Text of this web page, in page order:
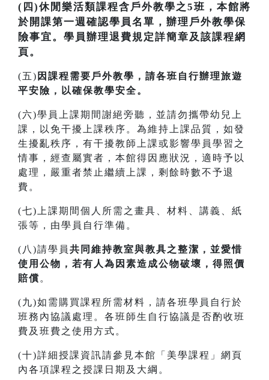
(四)休閒樂活類課程含戶外教學之5班，本館將
於開課第一週確認學員名單，辦理戶外教學保
險事宜。學員辦理退費規定詳簡章及該課程網
頁。
(五) 因課程需要戶外教學，請各班自行辦理旅遊
平安險，以確保教學安全。
(六)學員上課期間謝絕旁聽，並請勿攜帶幼兒上
課，以免干擾上課秩序。為維持上課品質，如發
生擾亂秩序，有干擾教師上課或影響學員學習之
情事，經查屬實者，本館得因應狀況，適時予以
處理，嚴重者禁止繼續上課，剩餘時數不予退
費。
(七)上課期間個人所需之畫具、材料、講義、紙
張等，由學員自行準備。
(八)請學員 共同維持教室與教具之整潔，並愛惜
使用公物，若有人為因素造成公物破壞，得照價
賠償 。
(九)如需購買課程所需材料，請各班學員自行於
班務內協議處理。各班師生自行協議是否酌收班
費及班費之使用方式。
(十)詳細授課資訊請參見本館「美學課程」網頁
內各項課程之授課日期及大綱。